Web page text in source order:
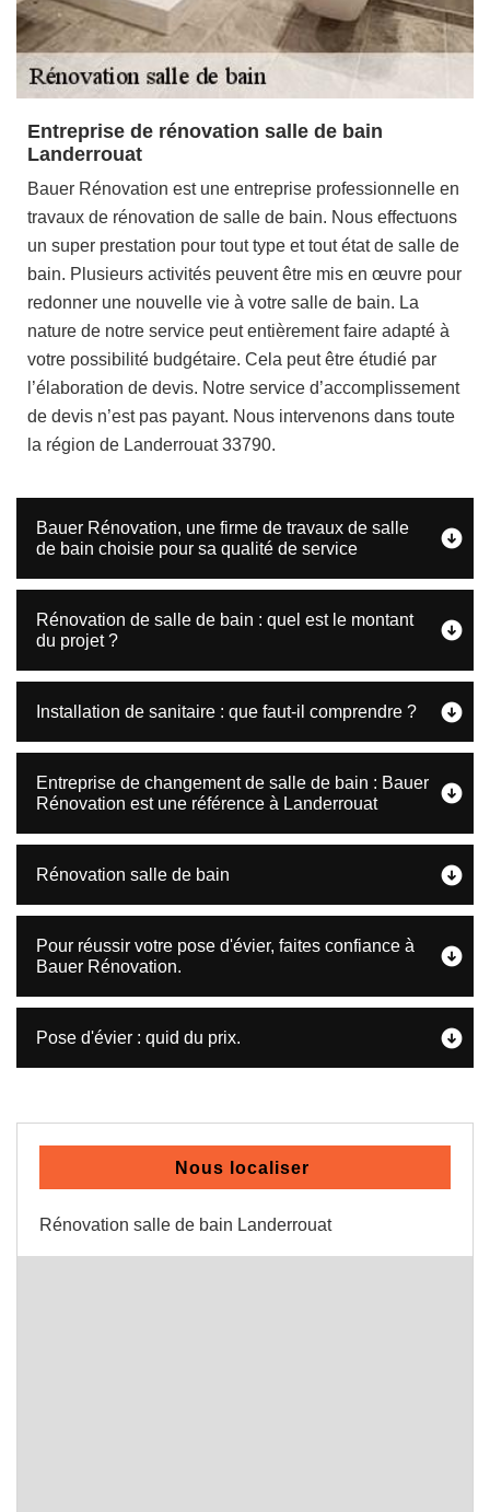
Entreprise de rénovation salle de bain
Landerrouat
Bauer Rénovation est une entreprise professionnelle en
travaux de rénovation de salle de bain. Nous effectuons
un super prestation pour tout type et tout état de salle de
bain. Plusieurs activités peuvent être mis en œuvre pour
redonner une nouvelle vie à votre salle de bain. La
nature de notre service peut entièrement faire adapté à
votre possibilité budgétaire. Cela peut être étudié par
l’élaboration de devis. Notre service d’accomplissement
de devis n’est pas payant. Nous intervenons dans toute
la région de Landerrouat 33790.
Bauer Rénovation, une firme de travaux de salle
de bain choisie pour sa qualité de service
Rénovation de salle de bain : quel est le montant
du projet ?
Installation de sanitaire : que faut-il comprendre ?
Entreprise de changement de salle de bain : Bauer
Rénovation est une référence à Landerrouat
Rénovation salle de bain
Pour réussir votre pose d'évier, faites confiance à
Bauer Rénovation.
Pose d'évier : quid du prix.
Nous localiser
Rénovation salle de bain Landerrouat